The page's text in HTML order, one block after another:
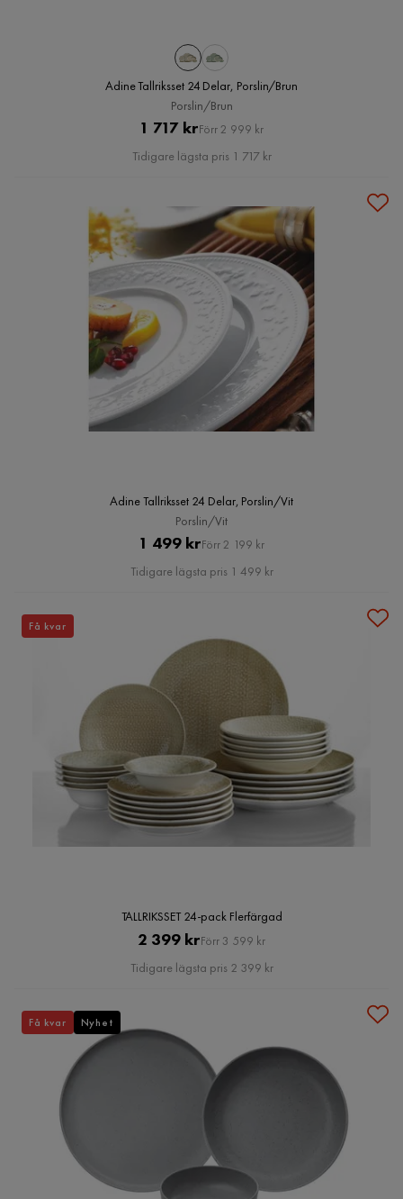
Adine Tallriksset 24 Delar, Porslin/Brun
Porslin/Brun
Pris
1 717 krOriginal
Pris
Förr 2 999 kr
Tidigare lägsta pris 1 717 kr
Adine Tallriksset 24 Delar, Porslin/Vit
Porslin/Vit
Pris
1 499 krOriginal
Pris
Förr 2 199 kr
Tidigare lägsta pris 1 499 kr
TALLRIKSSET 24-pack Flerfärgad
Pris
2 399 krOriginal
Pris
Förr 3 599 kr
Tidigare lägsta pris 2 399 kr
Få kvar
Få kvar Nyhet